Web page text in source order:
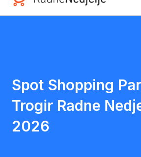
Spot Shopping
Trogir Radne
2026